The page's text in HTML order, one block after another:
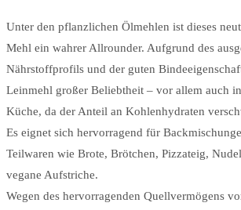
Unter den pflanzlichen Ölmehlen ist dieses
Mehl ein wahrer Allrounder. Aufgrund des
Nährstoffprofils und der guten
Leinmehl großer Beliebtheit – vor allem auch
Küche, da der Anteil an Kohlenhydraten
Es eignet sich hervorragend für
Teilwaren wie Brote, Brötchen, Pizzateig,
vegane Aufstriche.
Wegen des hervorragenden Quellvermögens